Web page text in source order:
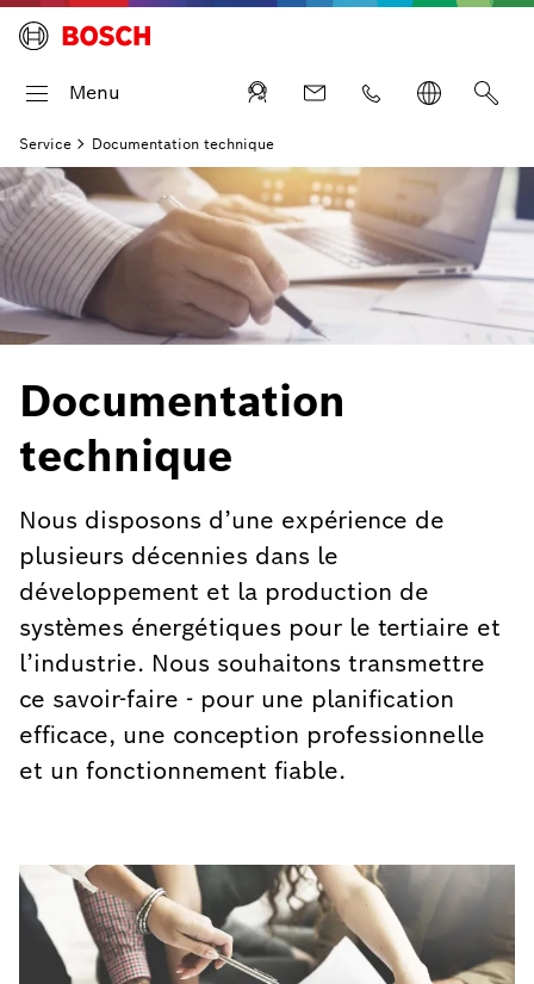
Menu
Service Documentation technique
Documentation
technique
Nous disposons d’une expérience de
plusieurs décennies dans le
développement et la production de
systèmes énergétiques pour le tertiaire et
l’industrie. Nous souhaitons transmettre
ce savoir-faire - pour une planification
efficace, une conception professionnelle
et un fonctionnement fiable.